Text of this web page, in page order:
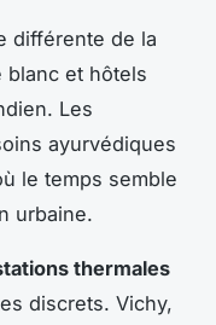
différente de la
blanc et hôtels
Les
ayurvédiques
le temps semble
urbaine.
thermales
discrets. Vichy,